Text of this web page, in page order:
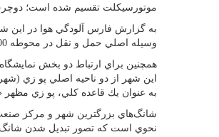
موتورسيكلت تقسيم شده است؛
به گزارش فارس آلودگي هوا در اين
وسيله اصلي حمل و نقل در محوطه 500 هكتاري نمايشگاه اكسپو، اتوبوس است كه به صورت رايگان بازديدكنندگان را جابه‌جا مي‌كند.
همچنين براي ارتباط دو بخش
اين شهر از دو ناحيه اصلي پو زي
به عنوان يك قاعده كلي، پو زي
شانگ‌هاي بزرگترين شهر و مركز
نحوي است كه تصور تبديل شدن